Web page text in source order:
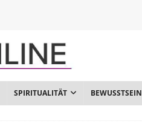
SPIRITUALITÄT BEWUSSTSEIN